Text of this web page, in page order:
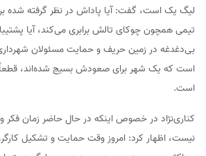
لیگ یک است، گفت: آیا پاداش در نظر گرفته شده
تیمی همچون چوکای تالش برابری می‌کند، آیا
بی‌دغدغه در زمین حریف و حمایت مسئولان
است که یک شهر برای صعودش بسیج شده‌اند،
است.
کناری‌نژاد در خصوص اینکه در حال حاضر زمان
نیست، اظهار کرد: امروز وقت حمایت و تشکیل